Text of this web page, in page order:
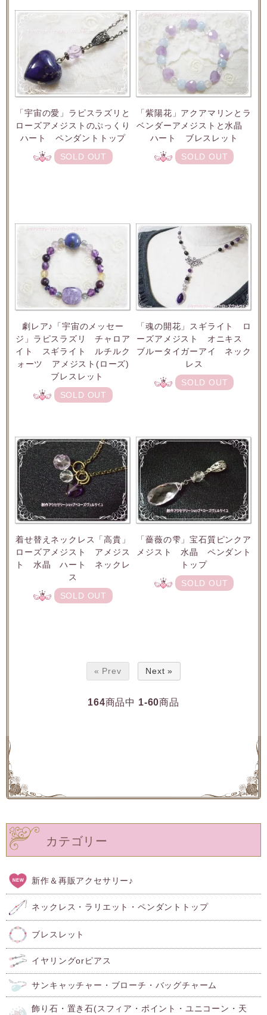
「宇宙の愛」ラピスラズリと
ローズアメジストのぷっくり
ハート ペンダントトップ
SOLD OUT
「紫陽花」アクアマリンとラ
ベンダーアメジストと水晶
ハート ブレスレット
SOLD OUT
劇レア♪「宇宙のメッセー
ジ」ラピスラズリ チャロア
イト スギライト ルチルク
ォーツ アメジスト(ローズ)
ブレスレット
SOLD OUT
「魂の開花」スギライト ロ
ーズアメジスト オニキス
ブルータイガーアイ ネック
レス
SOLD OUT
着せ替えネックレス「高貴」
ローズアメジスト アメジス
ト 水晶 ハート ネックレ
ス
SOLD OUT
「薔薇の雫」宝石質ピンクア
メジスト 水晶 ペンダント
トップ
SOLD OUT
« Prev Next »
164商品中 1-60商品
カテゴリー
新作＆再販アクセサリー♪
ネックレス・ラリエット・ペンダントトップ
ブレスレット
イヤリングorピアス
サンキャッチャー・ブローチ・バッグチャーム
飾り石・置き石(スフィア・ポイント・ユニコーン・天